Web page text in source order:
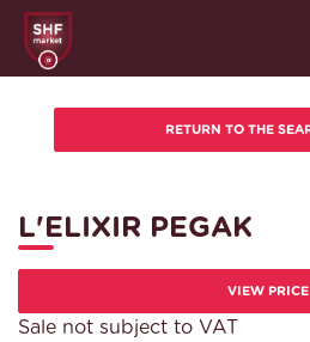
L'ELIXIR PEGAK
VIEW PRICE
Sale not subject to VAT